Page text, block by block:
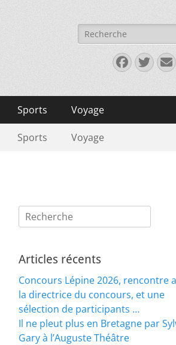
Rechercher :
E-
Sports Voyage
Sports Voyage
Rechercher :
Articles récents
Concours Lépine 2026, rencontre
la directrice du concours, et une
sélection de participants …
Il ne pleut plus en Bretagne par
Gary à l’Auguste Théâtre